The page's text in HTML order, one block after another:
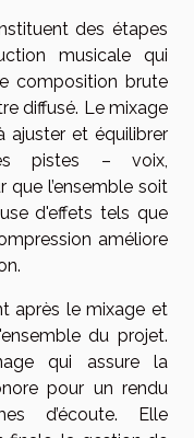
des étapes
musicale qui
composition brute
diffusé. Le mixage
ajuster et équilibrer
pistes – voix,
que l’ensemble soit
d'effets tels que
améliore
après le mixage et
du projet.
qui assure la
pour un rendu
d’écoute. Elle